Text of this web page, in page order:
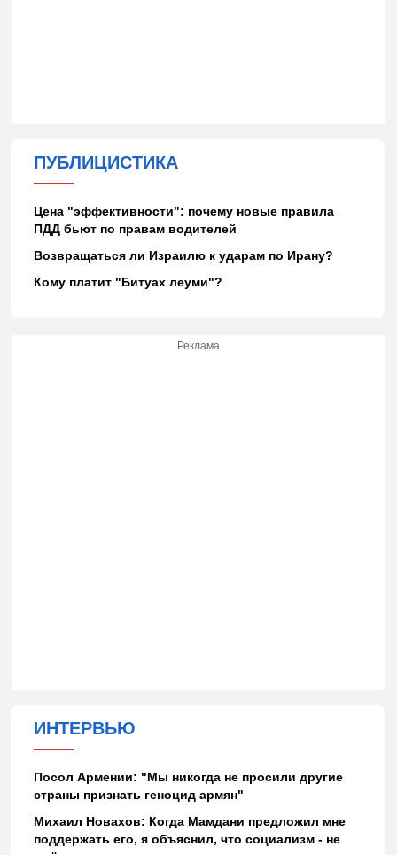
ПУБЛИЦИСТИКА
Цена "эффективности": почему новые правила
ПДД бьют по правам водителей
Возвращаться ли Израилю к ударам по Ирану?
Кому платит "Битуах леуми"?
Реклама
ИНТЕРВЬЮ
Посол Армении: "Мы никогда не просили другие
страны признать геноцид армян"
Михаил Новахов: Когда Мамдани предложил мне
поддержать его, я объяснил, что социализм - не